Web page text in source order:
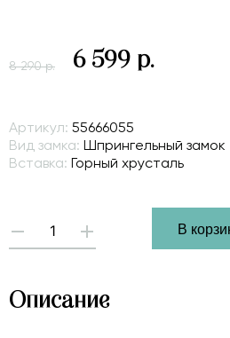
8 290 р. 6 599 р.
Артикул: 55666055
Вид замка: Шпрингельный замок
Вставка: Горный хрусталь
- +
В
Описание